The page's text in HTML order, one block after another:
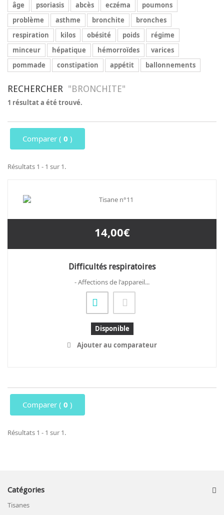
âge
psoriasis abcès eczéma
poumons
problème
asthme bronchite
bronches
respiration
kilos obésité poids
régime
minceur
hépatique hémorroïdes
varices
pommade
constipation appétit ballonnements
RECHERCHER "BRONCHITE"
1 résultat a été trouvé.
Comparer ( 0 )
Résultats 1 - 1 sur 1.
14,00€
Difficultés respiratoires
- Affections de l'appareil...
Disponible
Ajouter au comparateur
Comparer ( 0 )
Résultats 1 - 1 sur 1.
Catégories
Tisanes